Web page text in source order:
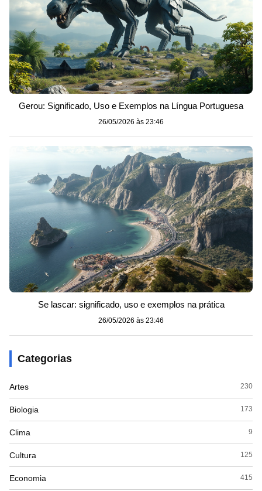
Gerou: Significado, Uso e Exemplos na Língua Portuguesa
26/05/2026 às 23:46
Se lascar: significado, uso e exemplos na prática
26/05/2026 às 23:46
Categorias
Artes 230
Biologia 173
Clima 9
Cultura 125
Economia 415